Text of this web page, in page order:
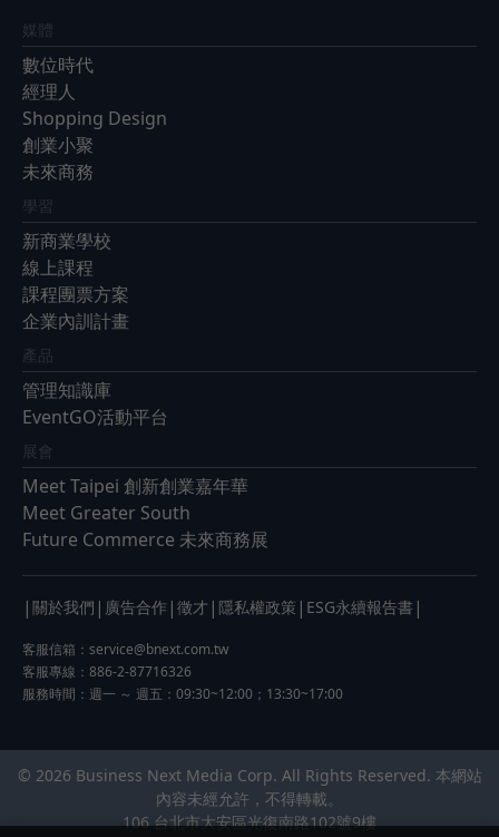
媒體
數位時代
經理人
Shopping Design
創業小聚
未來商務
學習
新商業學校
線上課程
課程團票方案
企業內訓計畫
產品
管理知識庫
EventGO活動平台
展會
Meet Taipei 創新創業嘉年華
Meet Greater South
Future Commerce 未來商務展
| 關於我們 | 廣告合作 | 徵才 | 隱私權政策 | ESG永續報告書 |
客服信箱： service@bnext.com.tw
客服專線：886-2-87716326
服務時間：週一 ～ 週五：09:30~12:00；13:30~17:00
© 2026 Business Next Media Corp. All Rights Reserved. 本網站
內容未經允許，不得轉載。
106 台北市大安區光復南路102號9樓